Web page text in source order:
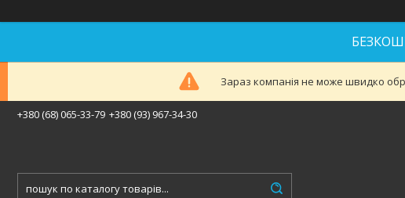
Зараз компанія не може швидко
+380 (68) 065-33-79 +380 (93) 967-34-30